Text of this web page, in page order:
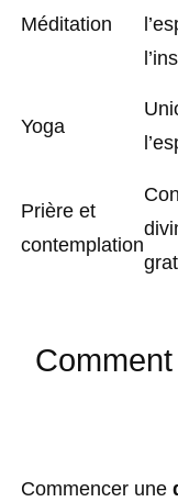
Méditation
Yoga
Prière et
contemplation
Commencer une